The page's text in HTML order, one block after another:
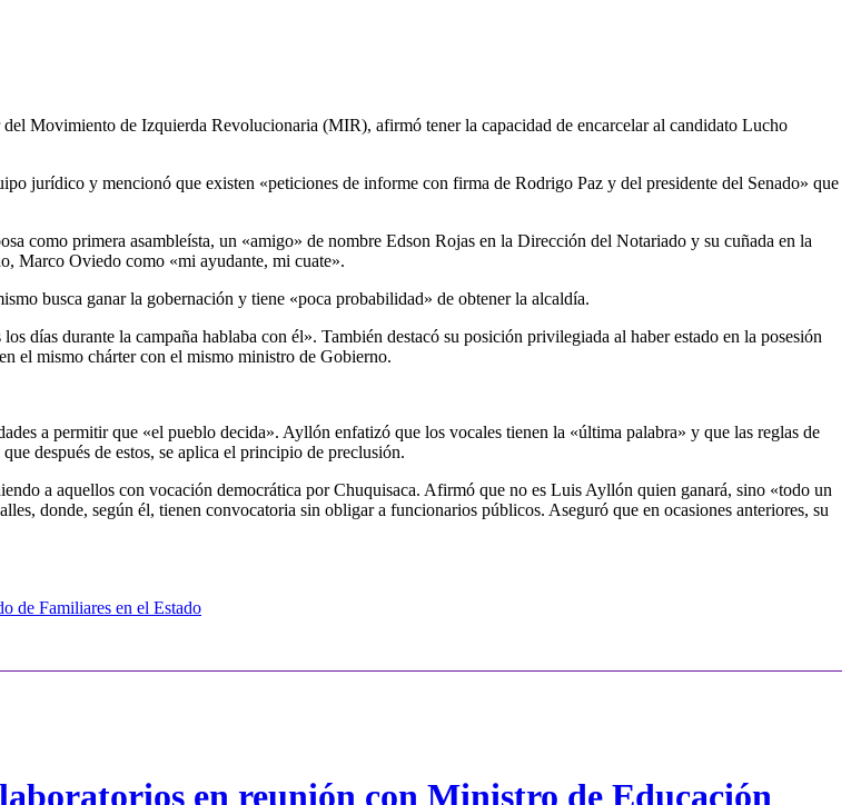
Movimiento de Izquierda Revolucionaria (MIR), afirmó tener la capacidad de encarcelar al candidato Lucho
jurídico y mencionó que existen «peticiones de informe con firma de Rodrigo Paz y del presidente del Senado» que
como primera asambleísta, un «amigo» de nombre Edson Rojas en la Dirección del Notariado y su cuñada en la
Marco Oviedo como «mi ayudante, mi cuate».
busca ganar la gobernación y tiene «poca probabilidad» de obtener la alcaldía.
días durante la campaña hablaba con él». También destacó su posición privilegiada al haber estado en la posesión
el mismo chárter con el mismo ministro de Gobierno.
a permitir que «el pueblo decida». Ayllón enfatizó que los vocales tienen la «última palabra» y que las reglas de
después de estos, se aplica el principio de preclusión.
a aquellos con vocación democrática por Chuquisaca. Afirmó que no es Luis Ayllón quien ganará, sino «todo un
donde, según él, tienen convocatoria sin obligar a funcionarios públicos. Aseguró que en ocasiones anteriores, su
de Familiares en el Estado
en reunión con Ministro de Educación